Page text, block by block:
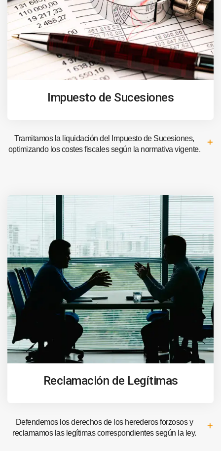
Impuesto de Sucesiones
Tramitamos la liquidación del Impuesto de Sucesiones,
optimizando los costes fiscales según la normativa vigente.
Reclamación de Legítimas
Defendemos los derechos de los herederos forzosos y
reclamamos las legítimas correspondientes según la ley.